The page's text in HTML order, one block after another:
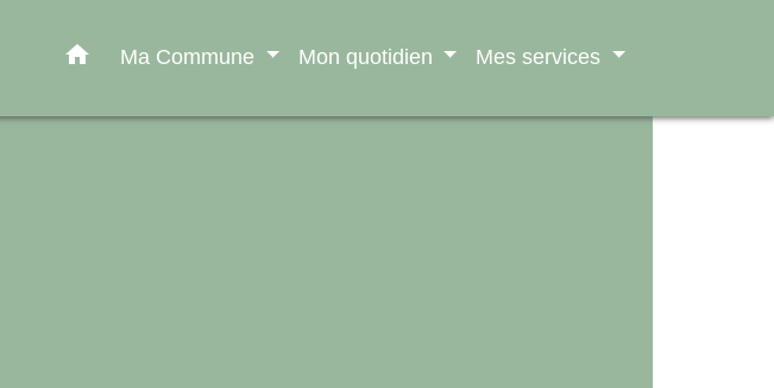
home Ma Commune Mon quotidien Mes services